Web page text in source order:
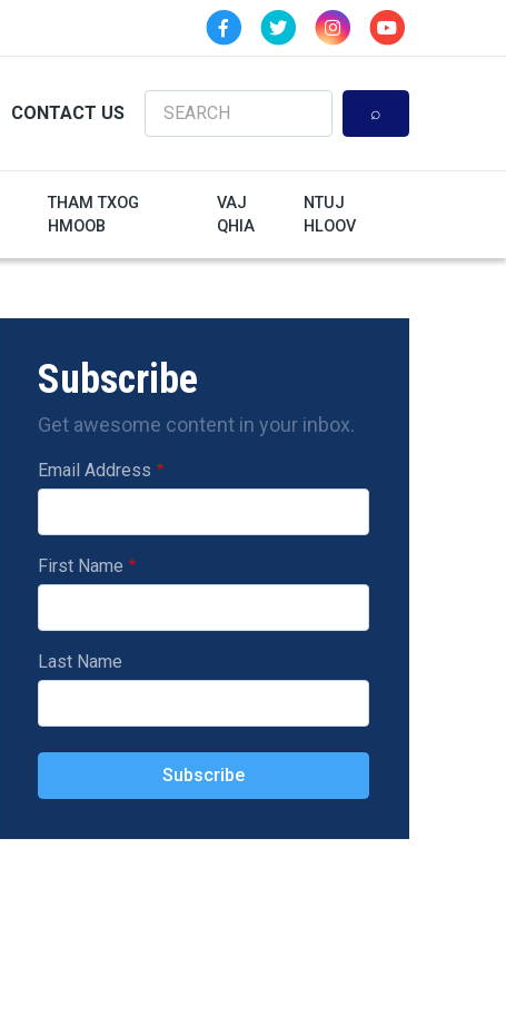
CONTACT US
Search
THAM TXOG
HMOOB
VAJ
QHIA
NTUJ
HLOOV
Subscribe
Get awesome content in your inbox.
Email Address
First Name
Last Name